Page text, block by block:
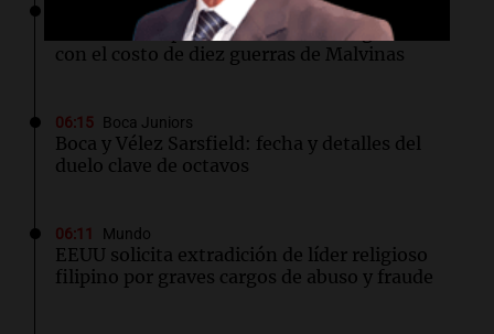
Sociedad
Ex fiscal compara homicidios en Argentina
con el costo de diez guerras de Malvinas
06:15 Boca Juniors
Boca y Vélez Sarsfield: fecha y detalles del
duelo clave de octavos
06:11 Mundo
EEUU solicita extradición de líder religioso
filipino por graves cargos de abuso y fraude